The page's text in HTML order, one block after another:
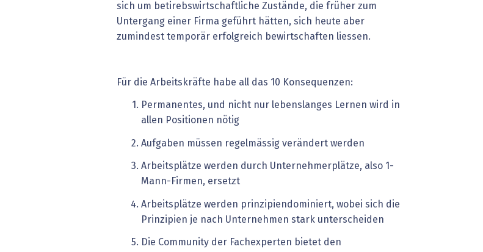
sich um betirebswirtschaftliche Zustände, die früher zum
Untergang einer Firma geführt hätten, sich heute aber
zumindest temporär erfolgreich bewirtschaften liessen.
Für die Arbeitskräfte habe all das 10 Konsequenzen:
Permanentes, und nicht nur lebenslanges Lernen wird in
allen Positionen nötig
Aufgaben müssen regelmässig verändert werden
Arbeitsplätze werden durch Unternehmerplätze, also 1-
Mann-Firmen, ersetzt
Arbeitsplätze werden prinzipiendominiert, wobei sich die
Prinzipien je nach Unternehmen stark unterscheiden
Die Community der Fachexperten bietet den